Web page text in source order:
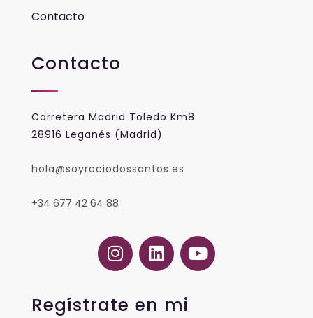
Contacto
Contacto
Carretera Madrid Toledo Km8
28916 Leganés (Madrid)
hola@soyrociodossantos.es
+34 677 42 64 88
Regístrate en mi